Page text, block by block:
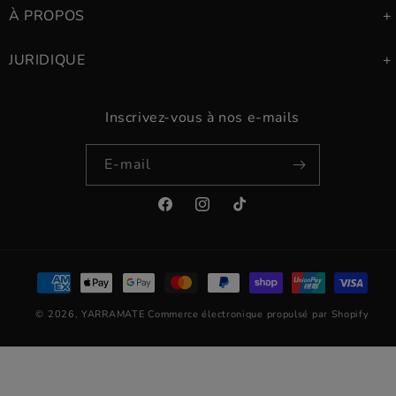
À PROPOS
JURIDIQUE
Inscrivez-vous à nos e-mails
E-mail
FacebookInstagramTikTok
Moyens
de
paiement
© 2026,YARRAMATE Commerce électronique propulsé par Shopify